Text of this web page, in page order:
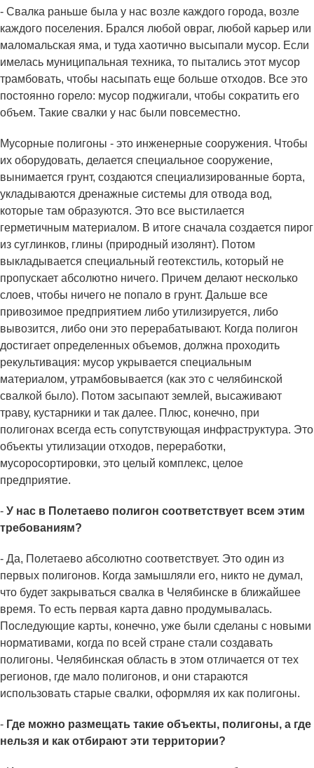
- Свалка раньше была у нас возле каждого города, возле
каждого поселения. Брался любой овраг, любой карьер или
маломальская яма, и туда хаотично высыпали мусор. Если
имелась муниципальная техника, то пытались этот мусор
трамбовать, чтобы насыпать еще больше отходов. Все это
постоянно горело: мусор поджигали, чтобы сократить его
объем. Такие свалки у нас были повсеместно.
Мусорные полигоны - это инженерные сооружения. Чтобы
их оборудовать, делается специальное сооружение,
вынимается грунт, создаются специализированные борта,
укладываются дренажные системы для отвода вод,
которые там образуются. Это все выстилается
герметичным материалом. В итоге сначала создается пирог
из суглинков, глины (природный изолянт). Потом
выкладывается специальный геотекстиль, который не
пропускает абсолютно ничего. Причем делают несколько
слоев, чтобы ничего не попало в грунт. Дальше все
привозимое предприятием либо утилизируется, либо
вывозится, либо они это перерабатывают. Когда полигон
достигает определенных объемов, должна проходить
рекультивация: мусор укрывается специальным
материалом, утрамбовывается (как это с челябинской
свалкой было). Потом засыпают землей, высаживают
траву, кустарники и так далее. Плюс, конечно, при
полигонах всегда есть сопутствующая инфраструктура. Это
объекты утилизации отходов, переработки,
мусоросортировки, это целый комплекс, целое
предприятие.
- У нас в Полетаево полигон соответствует всем этим
требованиям?
- Да, Полетаево абсолютно соответствует. Это один из
первых полигонов. Когда замышляли его, никто не думал,
что будет закрываться свалка в Челябинске в ближайшее
время. То есть первая карта давно продумывалась.
Последующие карты, конечно, уже были сделаны с новыми
нормативами, когда по всей стране стали создавать
полигоны. Челябинская область в этом отличается от тех
регионов, где мало полигонов, и они стараются
использовать старые свалки, оформляя их как полигоны.
- Где можно размещать такие объекты, полигоны, а где
нельзя и как отбирают эти территории?